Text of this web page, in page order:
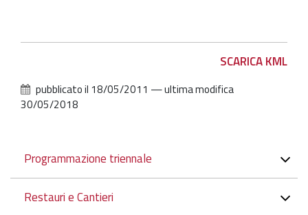
documento
SCARICA KML
pubblicato il 18/05/2011 —ultima modifica
30/05/2018
Navigazione
Programmazione triennale
Restauri e Cantieri